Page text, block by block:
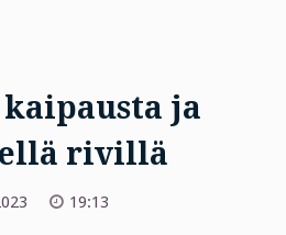
ja
rivillä
19:13